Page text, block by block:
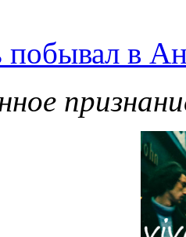
побывал в